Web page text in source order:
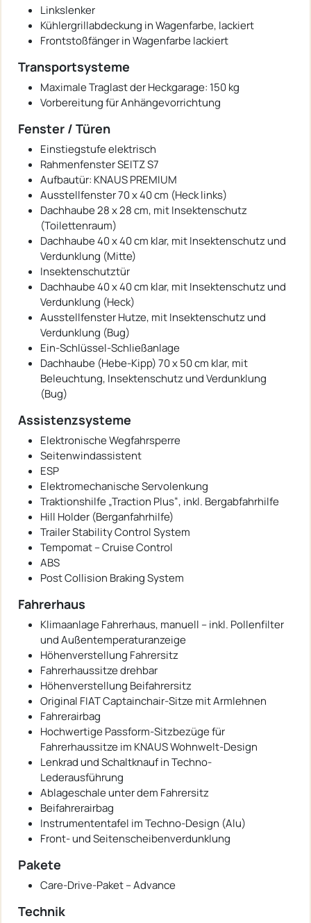
Linkslenker
Kühlergrillabdeckung in Wagenfarbe, lackiert
Frontstoßfänger in Wagenfarbe lackiert
Transportsysteme
Maximale Traglast der Heckgarage: 150 kg
Vorbereitung für Anhängevorrichtung
Fenster / Türen
Einstiegstufe elektrisch
Rahmenfenster SEITZ S7
Aufbautür: KNAUS PREMIUM
Ausstellfenster 70 x 40 cm (Heck links)
Dachhaube 28 x 28 cm, mit Insektenschutz
(Toilettenraum)
Dachhaube 40 x 40 cm klar, mit Insektenschutz und
Verdunklung (Mitte)
Insektenschutztür
Dachhaube 40 x 40 cm klar, mit Insektenschutz und
Verdunklung (Heck)
Ausstellfenster Hutze, mit Insektenschutz und
Verdunklung (Bug)
Ein-Schlüssel-Schließanlage
Dachhaube (Hebe-Kipp) 70 x 50 cm klar, mit
Beleuchtung, Insektenschutz und Verdunklung
(Bug)
Assistenzsysteme
Elektronische Wegfahrsperre
Seitenwindassistent
ESP
Elektromechanische Servolenkung
Traktionshilfe „Traction Plus“, inkl. Bergabfahrhilfe
Hill Holder (Berganfahrhilfe)
Trailer Stability Control System
Tempomat – Cruise Control
ABS
Post Collision Braking System
Fahrerhaus
Klimaanlage Fahrerhaus, manuell – inkl. Pollenfilter
und Außentemperaturanzeige
Höhenverstellung Fahrersitz
Fahrerhaussitze drehbar
Höhenverstellung Beifahrersitz
Original FIAT Captainchair-Sitze mit Armlehnen
Fahrerairbag
Hochwertige Passform-Sitzbezüge für
Fahrerhaussitze im KNAUS Wohnwelt-Design
Lenkrad und Schaltknauf in Techno-
Lederausführung
Ablageschale unter dem Fahrersitz
Beifahrerairbag
Instrumententafel im Techno-Design (Alu)
Front- und Seitenscheibenverdunklung
Pakete
Care-Drive-Paket – Advance
Technik